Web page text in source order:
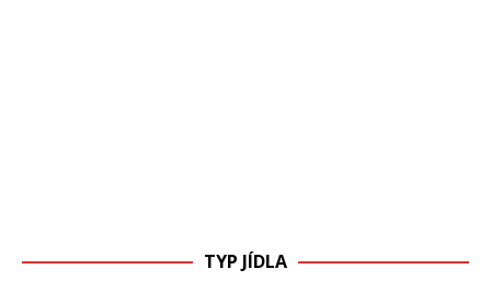
TYP JÍDLA